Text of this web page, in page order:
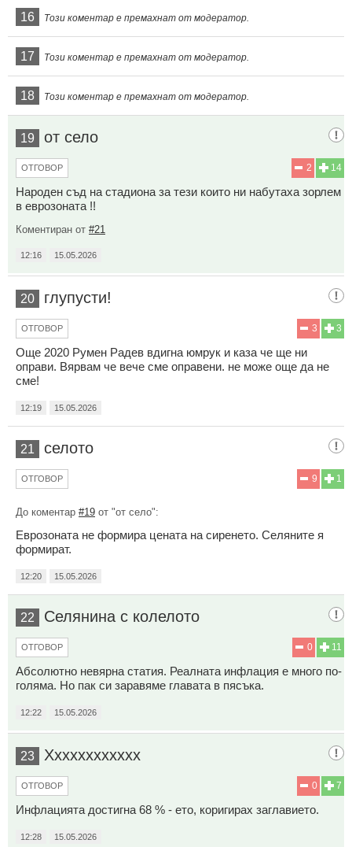
16 Този коментар е премахнат от модератор.
17 Този коментар е премахнат от модератор.
18 Този коментар е премахнат от модератор.
19 от село
14
2
ОТГОВОР
Народен съд на стадиона за тези които ни набутаха зорлем
в еврозоната !!
Коментиран от #21
12:16 15.05.2026
20 глупусти!
3
3
ОТГОВОР
Още 2020 Румен Радев вдигна юмрук и каза че ще ни
оправи. Вярвам че вече сме оправени. не може още да не
сме!
12:19 15.05.2026
21 селото
1
9
ОТГОВОР
До коментар #19 от "от село":
Еврозоната не формира цената на сиренето. Селяните я
формират.
12:20 15.05.2026
22 Селянина с колелото
11
0
ОТГОВОР
Абсолютно невярна статия. Реалната инфлация е много по-
голяма. Но пак си заравяме главата в пясъка.
12:22 15.05.2026
23 Хххххххххххх
7
0
ОТГОВОР
Инфлацията достигна 68 % - ето, коригирах заглавието.
12:28 15.05.2026